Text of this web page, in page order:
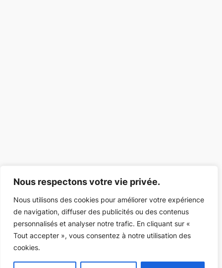
Nous respectons votre vie privée.
Nous utilisons des cookies pour améliorer votre expérience
de navigation, diffuser des publicités ou des contenus
personnalisés et analyser notre trafic. En cliquant sur «
Tout accepter », vous consentez à notre utilisation des
cookies.